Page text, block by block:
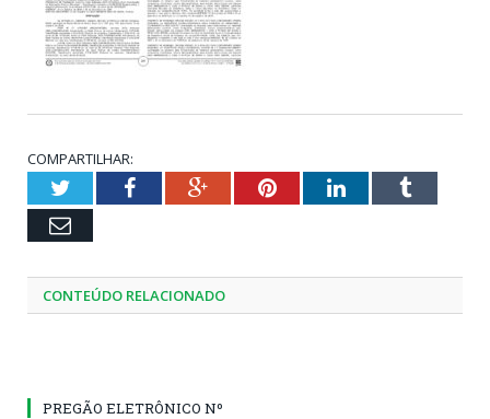
COMPARTILHAR:
TwitterFacebookGoogle+PinterestLinkedInTumblr
Email
CONTEÚDO RELACIONADO
PREGÃO ELETRÔNICO Nº